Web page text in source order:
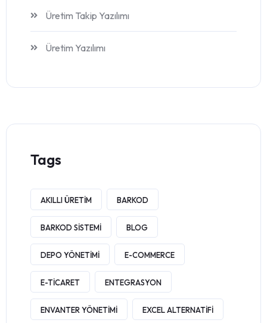
Üretim Takip Yazılımı
Üretim Yazılımı
Tags
AKILLI ÜRETIM BARKOD
BARKOD SISTEMI BLOG
DEPO YÖNETIMI E-COMMERCE
E-TICARET ENTEGRASYON
ENVANTER YÖNETIMI EXCEL ALTERNATIFI